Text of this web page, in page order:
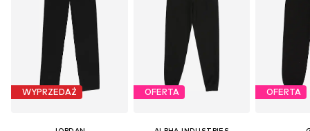
WYPRZEDAŻ OFERTA OFERTA